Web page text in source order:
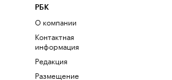
РБК
О компании
Контактная
информация
Редакция
Размещение